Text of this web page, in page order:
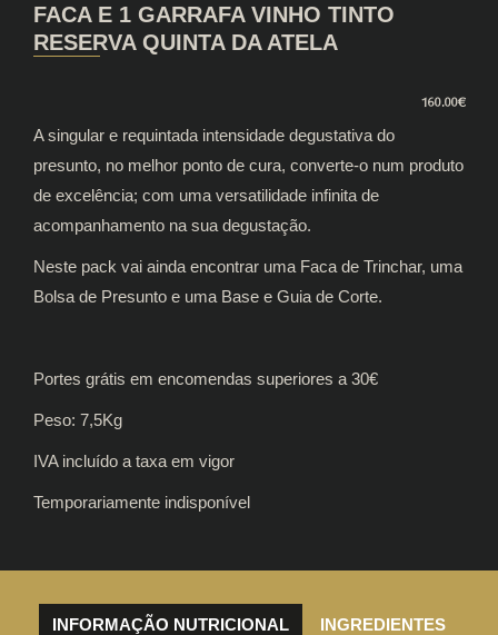
FACA E 1 GARRAFA VINHO TINTO
RESERVA QUINTA DA ATELA
160.00€
A singular e requintada intensidade degustativa do
presunto, no melhor ponto de cura, converte-o num produto
de excelência; com uma versatilidade infinita de
acompanhamento na sua degustação.
Neste pack vai ainda encontrar uma Faca de Trinchar, uma
Bolsa de Presunto e uma Base e Guia de Corte.
Portes grátis em encomendas superiores a 30€
Peso: 7,5Kg
IVA incluído a taxa em vigor
Temporariamente indisponível
INFORMAÇÃO NUTRICIONAL INGREDIENTES